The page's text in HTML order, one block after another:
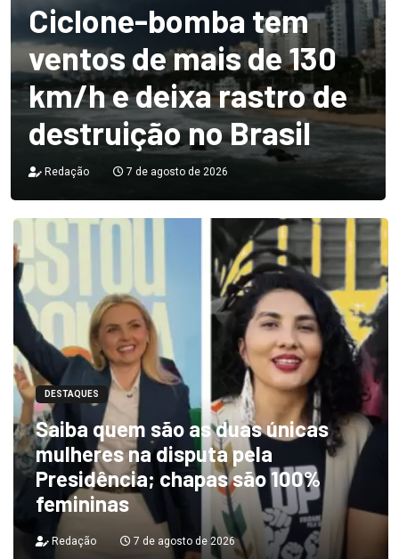
Ciclone-bomba tem
ventos de mais de 130
km/h e deixa rastro de
destruição no Brasil
Redação 7 de agosto de 2026
DESTAQUES
Saiba quem são as duas únicas
mulheres na disputa pela
Presidência; chapas são 100%
femininas
Redação 7 de agosto de 2026